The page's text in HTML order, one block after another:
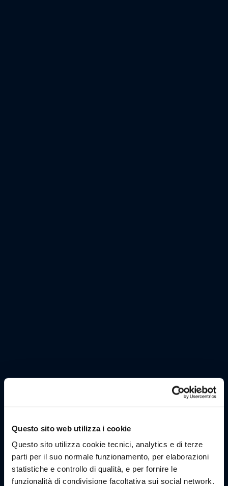
Questo sito web utilizza i cookie
Questo sito utilizza cookie tecnici, analytics e di terze
parti per il suo normale funzionamento, per elaborazioni
statistiche e controllo di qualità, e per fornire le
funzionalità di condivisione facoltativa sui social network.